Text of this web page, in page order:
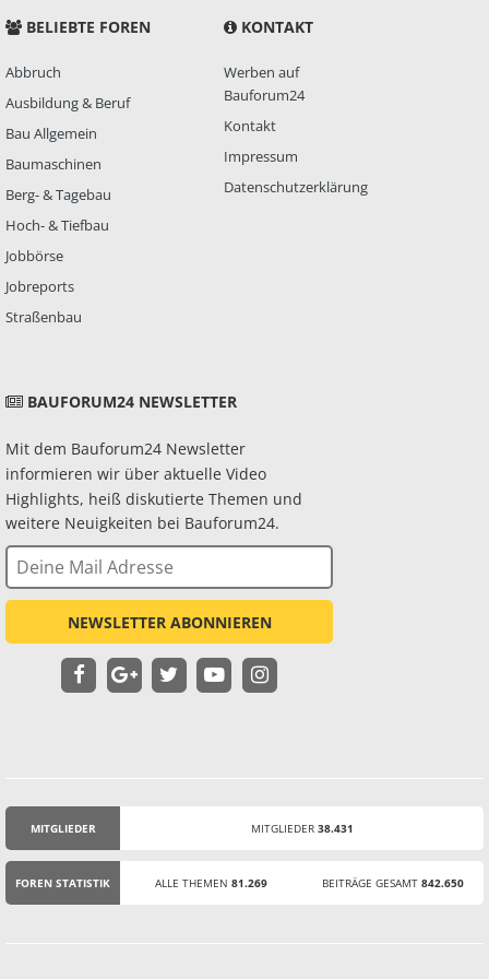
BELIEBTE FOREN
Abbruch
Ausbildung & Beruf
Bau Allgemein
Baumaschinen
Berg- & Tagebau
Hoch- & Tiefbau
Jobbörse
Jobreports
Straßenbau
KONTAKT
Werben auf
Bauforum24
Kontakt
Impressum
Datenschutzerklärung
BAUFORUM24 NEWSLETTER
Mit dem Bauforum24 Newsletter
informieren wir über aktuelle Video
Highlights, heiß diskutierte Themen und
weitere Neuigkeiten bei Bauforum24.
NEWSLETTER ABONNIEREN
MITGLIEDER MITGLIEDER 38.431
FOREN STATISTIK ALLE THEMEN 81.269 BEITRÄGE GESAMT 842.650